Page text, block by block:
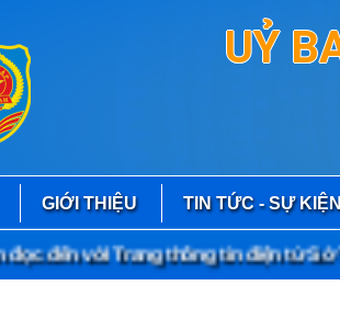
UỶ
GIỚI THIỆU TIN TỨC - SỰ
đến với Trang thông tin điện tử Sở Tư